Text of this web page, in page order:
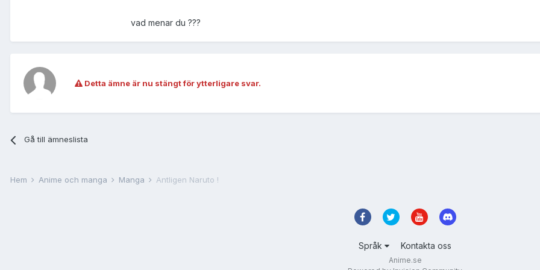
vad menar du ???
Detta ämne är nu stängt för ytterligare svar.
Gå till ämneslista
Hem Anime och manga Manga Äntligen Naruto !
Språk Kontakta oss
Anime.se